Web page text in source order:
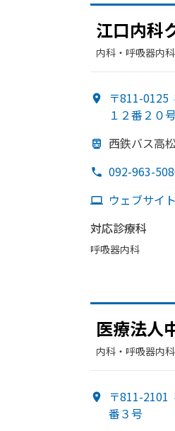
江口内科
内科・​呼吸器内
〒811-0125
１２番２０
西鉄バス高
092-963-
ウェブサイト
対応診療科
呼吸器内科
医療法人
内科・​呼吸器内
〒811-2101
番３号